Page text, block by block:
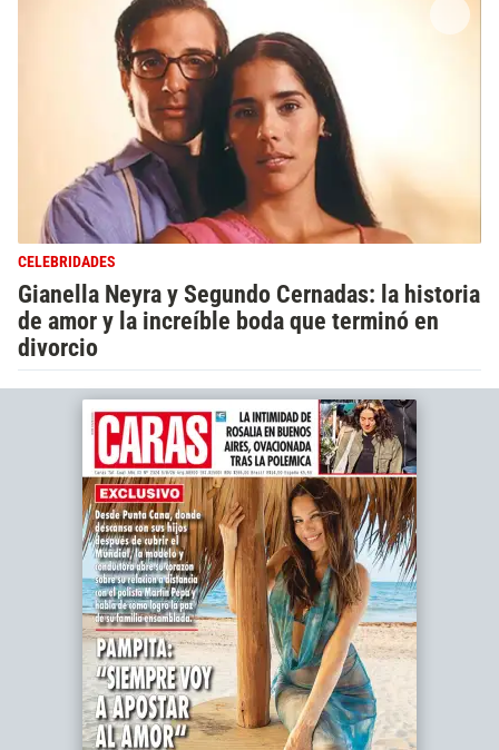
CELEBRIDADES
Gianella Neyra y Segundo Cernadas: la historia
de amor y la increíble boda que terminó en
divorcio